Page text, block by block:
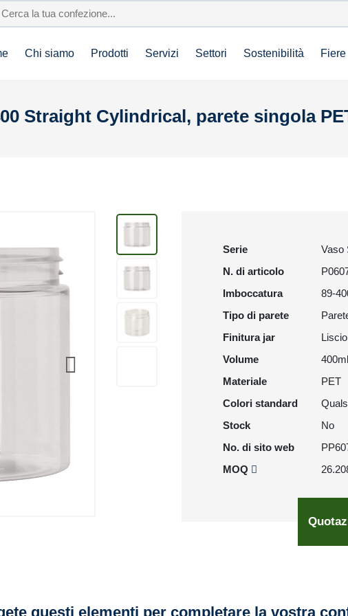
Chi siamo Prodotti Servizi Settori Sostenibilità Fiere
Straight Cylindrical, parete singola
Serie
Vaso
N. di articolo
Imboccatura
89-
Tipo di parete
Finitura jar
Liscio
Volume
400ml
Materiale
PET
Colori standard
Stock
No
No. di sito web
MOQ
questi elementi per completare la vostra